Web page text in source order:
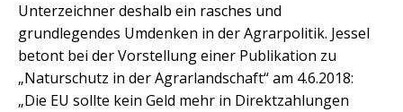
Unterzeichner deshalb ein rasches und
grundlegendes Umdenken in der Agrarpolitik. Jessel
betont bei der Vorstellung einer Publikation zu
„Naturschutz in der Agrarlandschaft“ am 4.6.2018:
„Die EU sollte kein Geld mehr in Direktzahlungen